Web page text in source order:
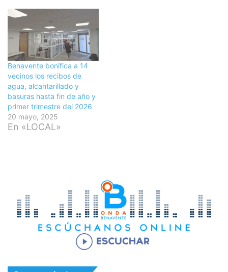
Benavente bonifica a 14
vecinos los recibos de
agua, alcantarillado y
basuras hasta fin de año y
primer trimestre del 2026
20 mayo, 2025
En «LOCAL»